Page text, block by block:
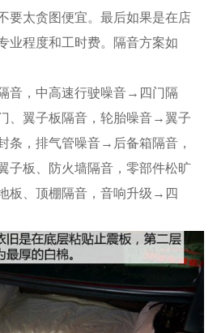
要太贪图便宜。最后如果是在店
业程度和工时费。隔音方案如
音，中高速行驶噪音→四门隔
、翼子板隔音，轮胎噪音→翼子
条，排气管噪音→后备箱隔音，
子板、防火墙隔音，零部件松旷
板、顶棚隔音，音响升级→四